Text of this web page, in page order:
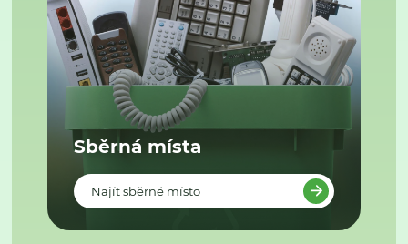
Sběrná místa
Najít sběrné místo